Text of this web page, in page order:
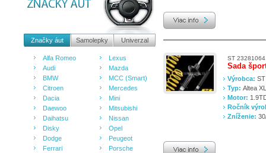
Značky áut Samolepky Univerzal
Alfa Romeo
Audi
BMW
Citroen
Dacia
Daewoo
Daihatsu
Disky
Dodge
Ferrari
Lexus
Mazda
MCC (Smart)
Mercedes
Mini
Mitsubishi
Nissan
Opel
Peugeot
Porsche
ST 23281064
Sada
Výrobca:
Typ: Altea
Motor:
Ročník
Zníženie: